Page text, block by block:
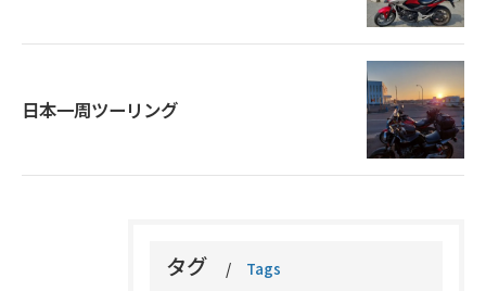
日本一周ツーリング
タグ Tags